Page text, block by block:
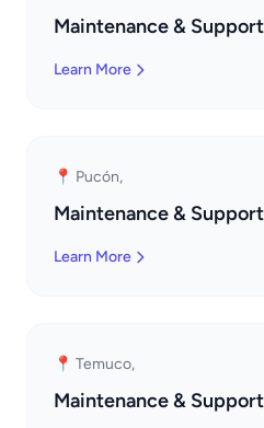
Maintenance &
Learn More
📍 Pucón,
Maintenance &
Learn More
📍 Temuco,
Maintenance &